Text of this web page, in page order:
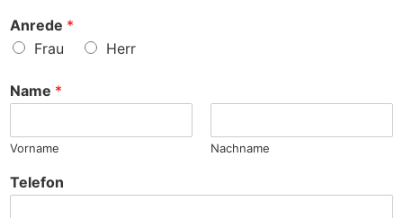
S
a
c
e
d
e
n
Anrede *
Frau
Herr
Name *
Vorname Nachname
Telefon